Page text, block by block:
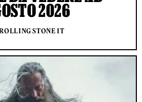
2026
STONE IT